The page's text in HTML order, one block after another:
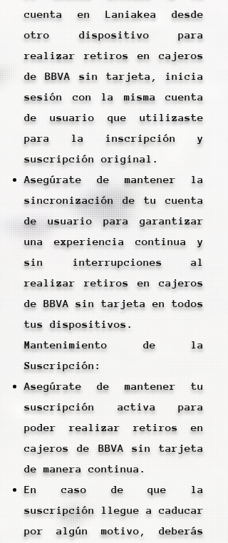
cuenta en Laniakea desde
otro dispositivo para
realizar retiros en cajeros
de BBVA sin tarjeta, inicia
sesión con la misma cuenta
de usuario que utilizaste
para la inscripción y
suscripción original.
Asegúrate de mantener la
sincronización de tu cuenta
de usuario para garantizar
una experiencia continua y
sin interrupciones al
realizar retiros en cajeros
de BBVA sin tarjeta en todos
tus dispositivos.
Mantenimiento de la
Suscripción:
Asegúrate de mantener tu
suscripción activa para
poder realizar retiros en
cajeros de BBVA sin tarjeta
de manera continua.
En caso de que la
suscripción llegue a caducar
por algún motivo, deberás